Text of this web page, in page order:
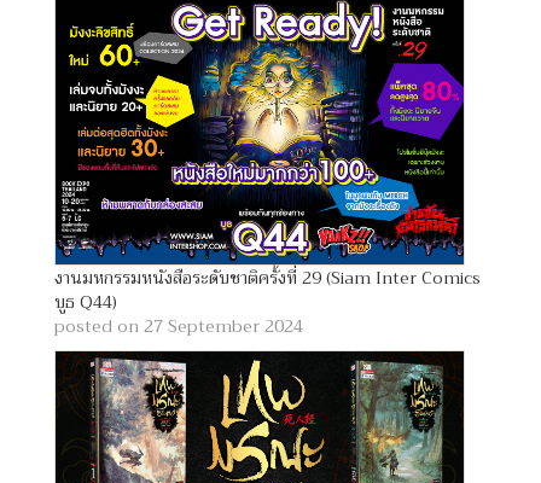
งานมหกรรมหนังสือระดับชาติครั้งที่ 29 (Siam Inter Comics
บูธ Q44)
posted on 27 September 2024